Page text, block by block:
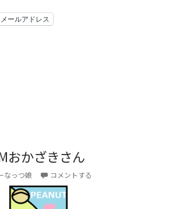
メールアドレス
おかざきさん
なっつ娘 コメントする